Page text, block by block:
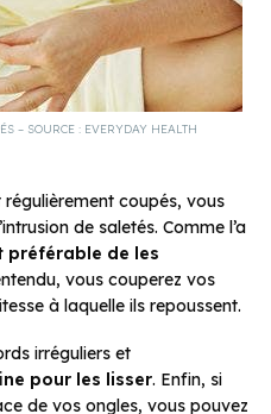
– SOURCE : EVERYDAY HEALTH
coupés, vous
de saletés. Comme l’a
préférable de les
vous couperez vos
à laquelle ils repoussent.
irréguliers et
pour les lisser. Enfin, si
de vos ongles, vous pouvez